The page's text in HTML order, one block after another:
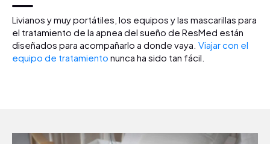
Livianos y muy portátiles, los equipos y las mascarillas para
el tratamiento de la apnea del sueño de ResMed están
diseñados para acompañarlo a donde vaya. Viajar con el
equipo de tratamiento nunca ha sido tan fácil.